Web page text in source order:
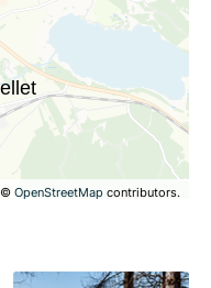
©OpenStreetMap contributors.